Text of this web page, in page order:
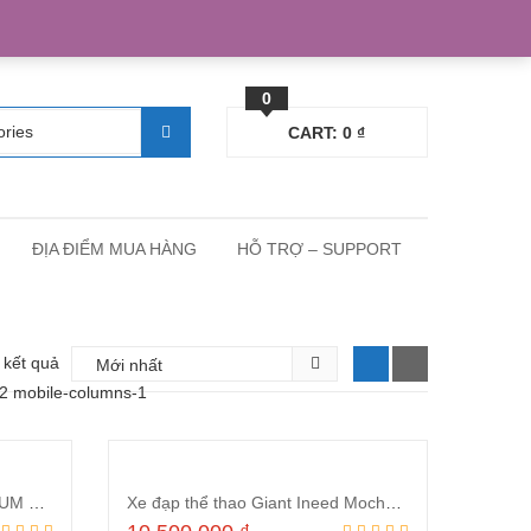
0
CART: 0 ₫
ĐỊA ĐIỂM MUA HÀNG HỖ TRỢ – SUPPORT
quả
mobile-columns-1